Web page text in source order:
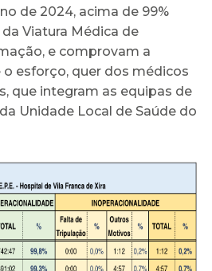
de 2024, acima de 99%
Viatura Médica de
e comprovam a
esforço, quer dos médicos
que integram as equipas de
Unidade Local de Saúde do